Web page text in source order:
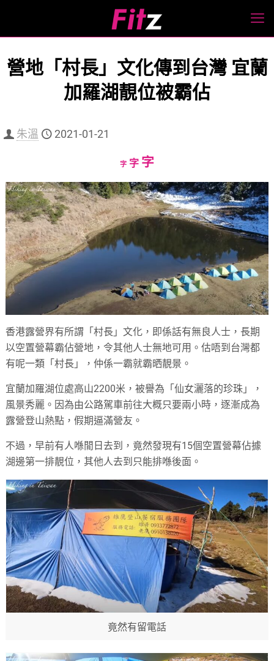
營地「村長」文化傳到台灣 宜蘭
加羅湖靚位被霸佔
朱溫 2021-01-21
字Decrease
size.
字Reset
size.
字Increase
size.
香港露營界有所謂「村長」文化，即係話有無良人士，長期
以空置營幕霸佔營地，令其他人士無地可用。估唔到台灣都
有呢一類「村長」，仲係一霸就霸晒靚景。
宜蘭加羅湖位處高山2200米，被譽為「仙女灑落的珍珠」，
風景秀麗。因為由公路駕車前往大概只要兩小時，逐漸成為
露營登山熱點，假期逼滿營友。
不過，早前有人喺閒日去到，竟然發現有15個空置營幕佔據
湖邊第一排靚位，其他人去到只能排喺後面。
竟然有留電話